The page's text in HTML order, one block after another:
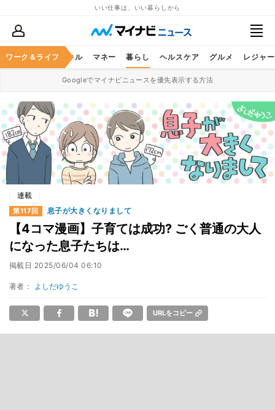
いい仕事は、いい暮らしから
ワーク＆ライフ
ア ビジネススキル マネー 暮らし ヘルスケア グルメ レジャー
Googleでマイナビニュースを優先表示する方法
連載
第117回 息子が大きくなりまして
【4コマ漫画】子育ては成功? ごく普通の大人
になった息子たちは…
掲載日 2025/06/04 06:10
著者： よしだゆうこ
URLをコピー